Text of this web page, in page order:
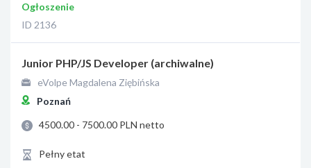
Ogłoszenie
ID 2136
Junior PHP/JS Developer (archiwalne)
eVolpe Magdalena Ziębińska
Poznań
4500.00 - 7500.00 PLN netto
Pełny etat